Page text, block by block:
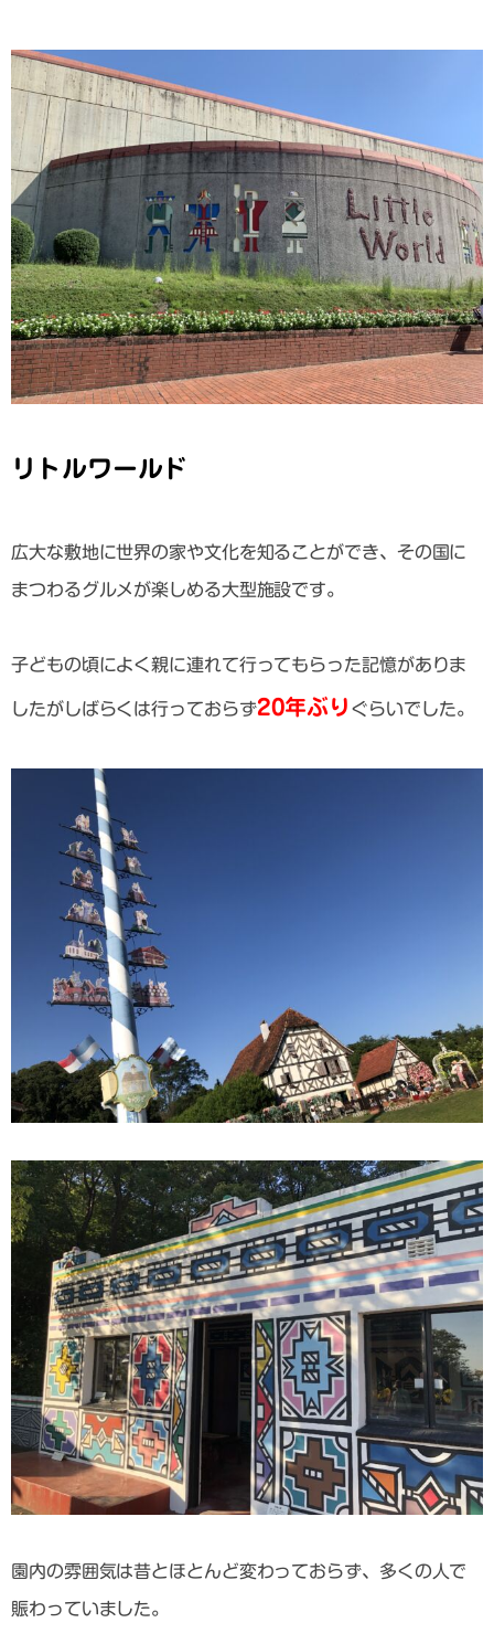
リトルワールド
広大な敷地に世界の家や文化を知ることができ、その国に
まつわるグルメが楽しめる大型施設です。
子どもの頃によく親に連れて行ってもらった記憶がありま
したがしばらくは行っておらず20年ぶり ぐらいでした。
園内の雰囲気は昔とほとんど変わっておらず、多くの人で
賑わっていました。